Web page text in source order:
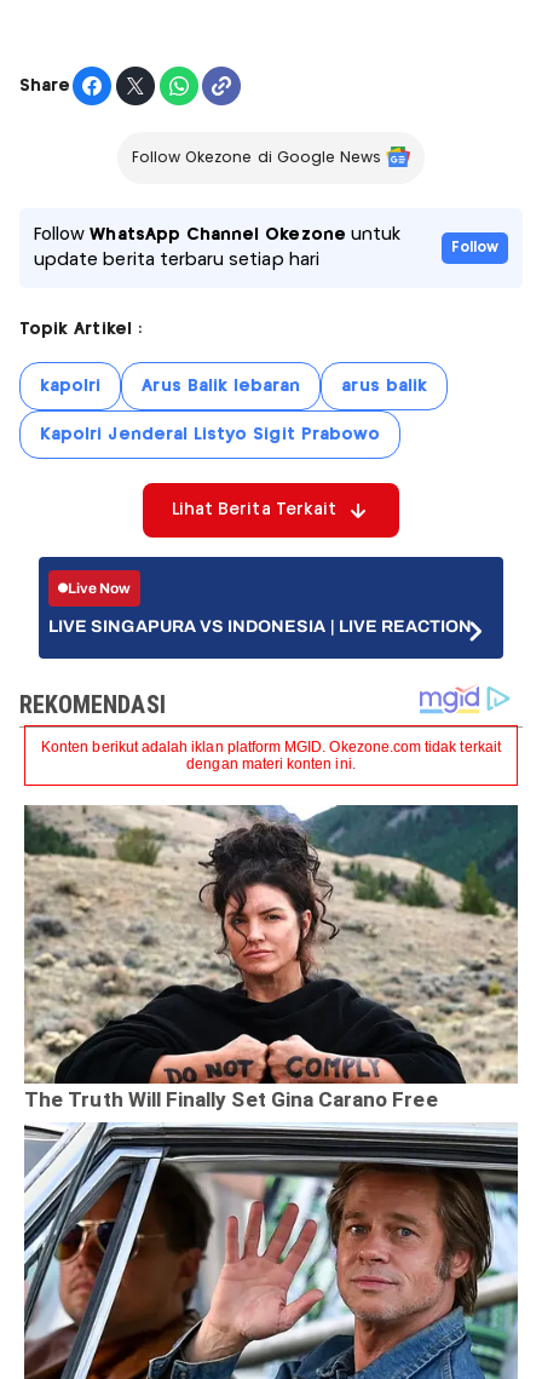
Share
Follow Okezone di Google News
FollowWhatsApp Channel Okezone untuk
update berita terbaru setiap hari
Follow
Topik Artikel :
kapolri Arus Balik lebaran arus balik
Kapolri Jenderal Listyo Sigit Prabowo
Lihat Berita Terkait
Live Now
LIVE SINGAPURA VS INDONESIA | LIVE REACTION